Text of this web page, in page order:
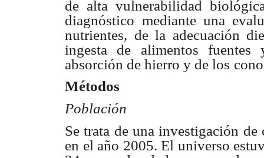
de alta vulnerabilidad
diagnóstico mediante una
nutrientes, de la adecuación
ingesta de alimentos fuentes
absorción de hierro y de los
Métodos
Población
Se trata de una investigación
en el año 2005. El universo